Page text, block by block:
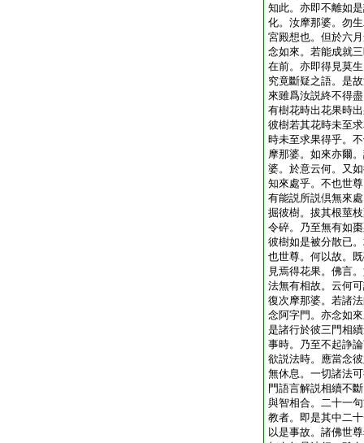
知此。亦即不離如
化。汝摩那婆。勿
宮殿想也。但於六
念如來。若能成就
在前。亦即得見莫
究竟斷疑之語。是
來雖爲汝説終不得
有樹花時出花果時
彼樹若其花時未至
時未至求果得乎。
摩那婆。如來亦爾
婆。於意云何。又
知來處乎。不也世
有能説所説倶無來
掘彼樹。拔其根莖
令碎。乃至無有如
彼樹如是被分散已
也世尊。何以故。
見焉得花果。佛言
法無有相故。云何
復次摩那婆。若諸
念阿字門。亦念如
是諸行於彼三門相
事時。乃至不起諍
欲説法時。應當念
無休息。一切諸法
門語言解説相續不
與智相合。二十一
教者。即是其中二
以是事故。諸佛世